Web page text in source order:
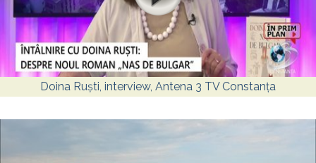
Doina Ruști, interview, Antena 3 TV Constanța